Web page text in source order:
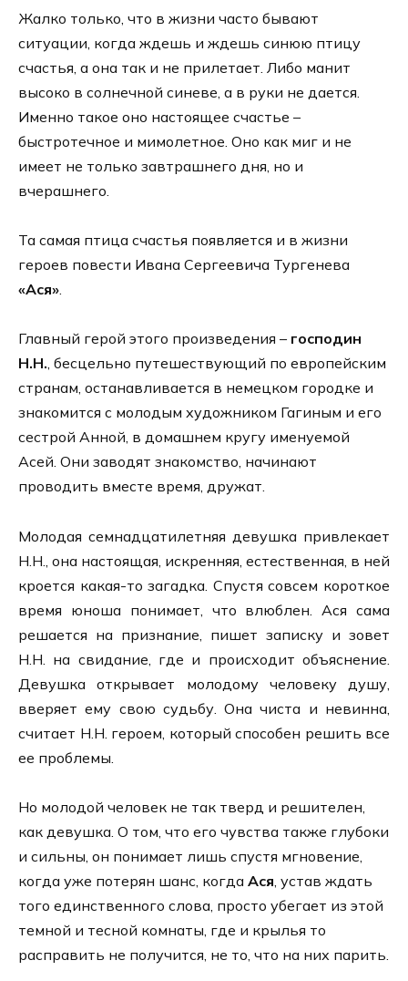
Жалко только, что в жизни часто бывают
ситуации, когда ждешь и ждешь синюю птицу
счастья, а она так и не прилетает. Либо манит
высоко в солнечной синеве, а в руки не дается.
Именно такое оно настоящее счастье –
быстротечное и мимолетное. Оно как миг и не
имеет не только завтрашнего дня, но и
вчерашнего.
Та самая птица счастья появляется и в жизни
героев повести Ивана Сергеевича Тургенева
«Ася».
Главный герой этого произведения – господин
Н.Н., бесцельно путешествующий по европейским
странам, останавливается в немецком городке и
знакомится с молодым художником Гагиным и его
сестрой Анной, в домашнем кругу именуемой
Асей. Они заводят знакомство, начинают
проводить вместе время, дружат.
Молодая семнадцатилетняя девушка привлекает
Н.Н., она настоящая, искренняя, естественная, в ней
кроется какая-то загадка. Спустя совсем короткое
время юноша понимает, что влюблен. Ася сама
решается на признание, пишет записку и зовет
Н.Н. на свидание, где и происходит объяснение.
Девушка открывает молодому человеку душу,
вверяет ему свою судьбу. Она чиста и невинна,
считает Н.Н. героем, который способен решить все
ее проблемы.
Но молодой человек не так тверд и решителен,
как девушка. О том, что его чувства также глубоки
и сильны, он понимает лишь спустя мгновение,
когда уже потерян шанс, когда Ася , устав ждать
того единственного слова, просто убегает из этой
темной и тесной комнаты, где и крылья то
расправить не получится, не то, что на них парить.